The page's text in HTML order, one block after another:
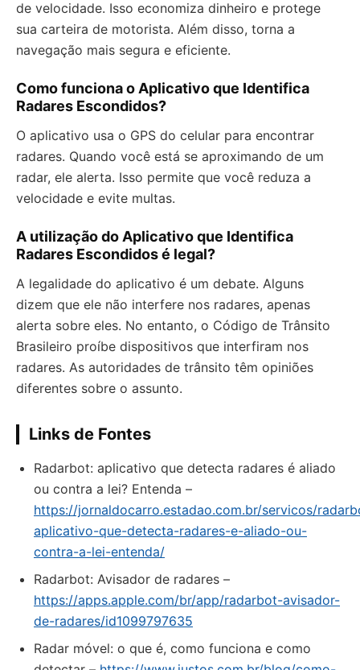
de velocidade. Isso economiza dinheiro e protege
sua carteira de motorista. Além disso, torna a
navegação mais segura e eficiente.
Como funciona o Aplicativo que Identifica
Radares Escondidos?
O aplicativo usa o GPS do celular para encontrar
radares. Quando você está se aproximando de um
radar, ele alerta. Isso permite que você reduza a
velocidade e evite multas.
A utilização do Aplicativo que Identifica
Radares Escondidos é legal?
A legalidade do aplicativo é um debate. Alguns
dizem que ele não interfere nos radares, apenas
alerta sobre eles. No entanto, o Código de Trânsito
Brasileiro proíbe dispositivos que interfiram nos
radares. As autoridades de trânsito têm opiniões
diferentes sobre o assunto.
Links de Fontes
Radarbot: aplicativo que detecta radares é aliado
ou contra a lei? Entenda –
https://jornaldocarro.estadao.com.br/servicos/
aplicativo-que-detecta-radares-e-aliado-ou-
contra-a-lei-entenda/
‎Radarbot: Avisador de radares –
https://apps.apple.com/br/app/radarbot-avisador-
de-radares/id1099797635
Radar móvel: o que é, como funciona e como